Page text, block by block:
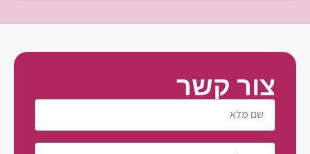
צור קשר